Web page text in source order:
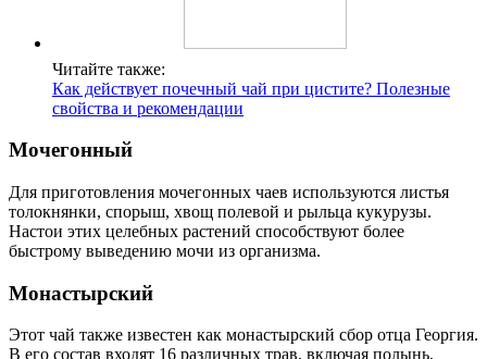
Читайте также:
Как действует почечный чай при цистите? Полезные
свойства и рекомендации
Мочегонный
Для приготовления мочегонных чаев используются листья
толокнянки, спорыш, хвощ полевой и рыльца кукурузы.
Настои этих целебных растений способствуют более
быстрому выведению мочи из организма.
Монастырский
Этот чай также известен как монастырский сбор отца Георгия.
В его состав входят 16 различных трав, включая полынь,